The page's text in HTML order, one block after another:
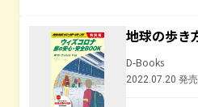
地球の歩き
D-Books
2022.07.20 発売